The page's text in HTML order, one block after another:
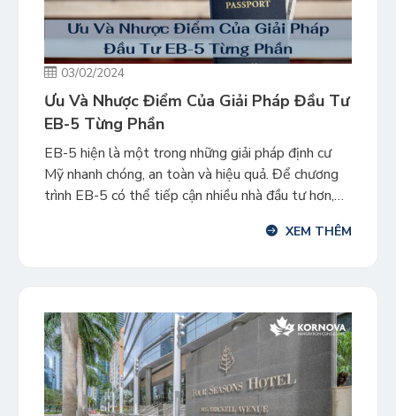
03/02/2024
Ưu Và Nhược Điểm Của Giải Pháp Đầu Tư
EB-5 Từng Phần
EB-5 hiện là một trong những giải pháp định cư
Mỹ nhanh chóng, an toàn và hiệu quả. Để chương
trình EB-5 có thể tiếp cận nhiều nhà đầu tư hơn,
thiệu. Vậy giải pháp đầu tư từng phần này cóXEM THÊM